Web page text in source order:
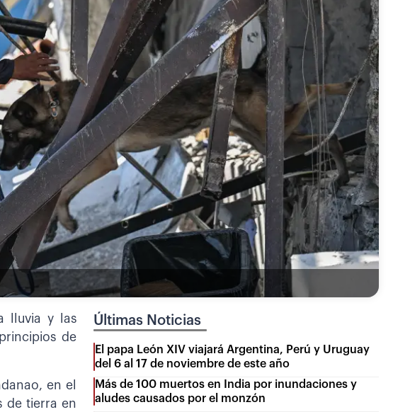
lluvia y las
de
en el
de tierra en
Últimas Noticias
El papa León XIV viajará Argentina, Perú y Uruguay
del 6 al 17 de noviembre de este año
Más de 100 muertos en India por inundaciones y
aludes causados por el monzón